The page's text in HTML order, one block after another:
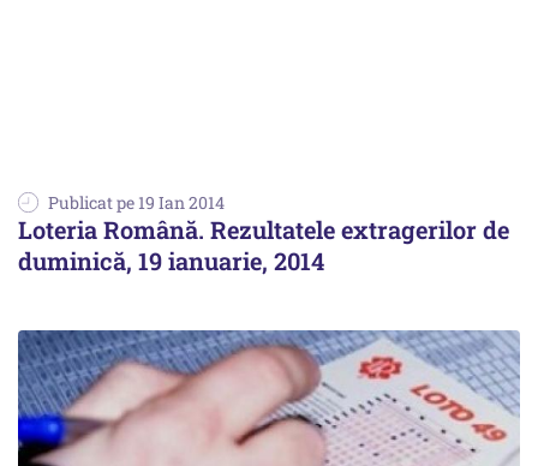
Publicat pe 19 Ian 2014
Loteria Română. Rezultatele extragerilor de
duminică, 19 ianuarie, 2014